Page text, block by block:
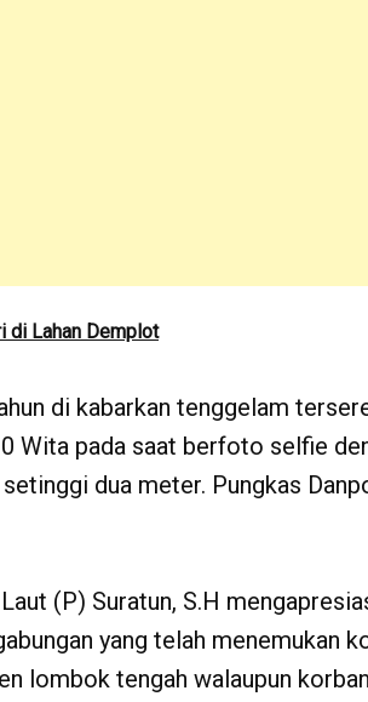
di Lahan Demplot
di kabarkan tenggelam
Wita pada saat berfoto selfie
dua meter. Pungkas
(P) Suratun, S.H
yang telah menemukan
lombok tengah walaupun korban